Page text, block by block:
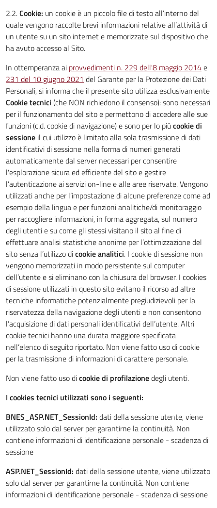
2.2.Cookie: un cookie è un piccolo file di testo all’interno del
quale vengono raccolte brevi informazioni relative all’attività di
un utente su un sito internet e memorizzate sul dispositivo che
ha avuto accesso al Sito.
In ottemperanza ai provvedimenti n. 229 dell'8 maggio 2014e
231 del 10 giugno 2021 del Garante per la Protezione dei Dati
Personali, si informa che il presente sito utilizza esclusivamente
Cookie tecnici (che NON richiedono il consenso): sono necessari
per il funzionamento del sito e permettono di accedere alle sue
funzioni (c.d. cookie di navigazione) e sono per lo piùcookie di
sessione il cui utilizzo è limitato alla sola trasmissione di dati
identificativi di sessione nella forma di numeri generati
automaticamente dal server necessari per consentire
l'esplorazione sicura ed efficiente del sito e gestire
l’autenticazione ai servizi on-line e alle aree riservate. Vengono
utilizzati anche per l’impostazione di alcune preferenze come ad
esempio della lingua e per funzioni analitiche/di monitoraggio
per raccogliere informazioni, in forma aggregata, sul numero
degli utenti e su come gli stessi visitano il sito al fine di
effettuare analisi statistiche anonime per l’ottimizzazione del
sito senza l’utilizzo dicookie analitici. I cookie di sessione non
vengono memorizzati in modo persistente sul computer
dell’utente e si eliminano con la chiusura del browser. I cookies
di sessione utilizzati in questo sito evitano il ricorso ad altre
tecniche informatiche potenzialmente pregiudizievoli per la
riservatezza della navigazione degli utenti e non consentono
l’acquisizione di dati personali identificativi dell’utente. Altri
cookie tecnici hanno una durata maggiore specificata
nell’elenco di seguito riportato. Non viene fatto uso di cookie
per la trasmissione di informazioni di carattere personale.
Non viene fatto uso dicookie di profilazionedegli utenti.
I cookies tecnici utilizzati sono i seguenti:
BNES_ASP.NET_SessionId: dati della sessione utente, viene
utilizzato solo dal server per garantirne la continuità. Non
contiene informazioni di identificazione personale - scadenza di
sessione
ASP.NET_SessionId: dati della sessione utente, viene utilizzato
solo dal server per garantirne la continuità. Non contiene
informazioni di identificazione personale - scadenza di sessione